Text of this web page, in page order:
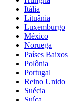
Itália
Lituânia
Luxemburgo
México
Noruega
Países Baixos
Polônia
Portugal
Reino Unido
Suécia